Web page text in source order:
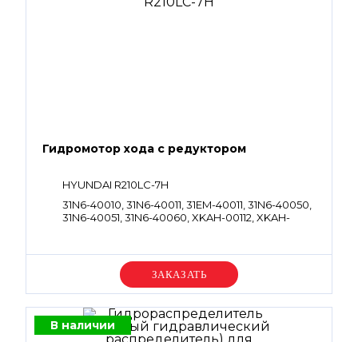
Гидромотор хода с редуктором
HYUNDAI R210LC-7H
31N6-40010, 31N6-40011, 31EM-40011, 31N6-40050,
31N6-40051, 31N6-40060, XKAH-00112, XKAH-
Уточняйте цену
В наличии